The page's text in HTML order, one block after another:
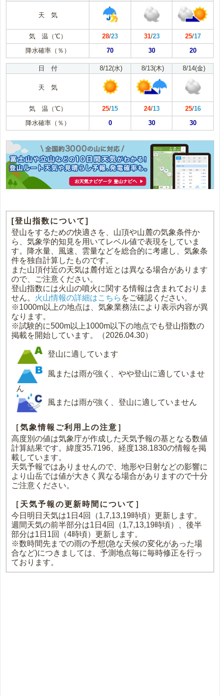
天 気
気 温（℃） 28/23 31/23 25/17
降水確率（％）
70 30 20
日 付 8/12(水) 8/13(木) 8/14(金)
天 気
気 温（℃） 25/15 24/13 25/16
降水確率（％）
0 30 30
[登山指数について]
登山をするための快適さを、山頂や山麓の気象条件か
ら、気象学的知見を用いてレベル値で表現をしていま
す。降水量、風速、雲量などを総合的に考慮し、気象条
件を独自計算したものです。
また山頂付近の天気は麓付近とは異なる場合があります
ので、ご注意ください。
登山指数には火山の噴火に関する情報は含まれておりま
せん。 火山情報の詳細はこちら をご確認ください。
※1000m以上の地点は、気象業務法により表示内容が異
なります。
※試験的に500m以上1000m以下の地点でも登山指数の
掲載を開始しています。（2026.04.30）
登山に適しています
風または雨が強く、やや登山に適していませ
ん
風または雨が強く、登山に適していません
［気象情報ご利用上の注意］
高度別の値は気象庁が作成した天気予報の基となる数値
計算結果です。緯度35.7196、経度138.1830の情報を掲
載しています。
天気予報ではありませんので、地形や日射などの影響に
より山岳では値が大きく異なる場合がありますので十分
ご注意ください。
［天気予報の更新時間について］
今日明日天気は1日4回（1,7,13,19時頃）更新します。
週間天気の前半部分は1日4回（1,7,13,19時頃）、後半
部分は1日1回（4時頃）更新します。
※数時間先までの雨の予想(急な天候の変化があった場
合など)につきましては、予測地点毎に毎時修正を行っ
ております。